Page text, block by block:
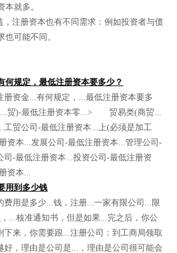
本就多。
注册资本也有不同需求：例如投资者与债
也可能不同。
何规定，最低注册资本要多少？
册资金...有何规定，...最低注册资本要多
)-最低注册资本零...> 贸易类(商贸...
工贸公司-最低注册资本...上(必须是加工
资本...发展公司-最低注册资本...管理公司-
司-最低注册资本...投资公司-最低注册资
资本...
用到多少钱
费用是多少...钱，注册...一家有限公司...限
...核准通知书，但是如果...完之后，你公
下来，你需要跟...注册公司：到工商局领取
好，理由是公司是...，理由是公司很可能会